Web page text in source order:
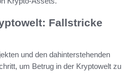
Fallstricke
und den dahinterstehenden
um Betrug in der Kryptowelt zu